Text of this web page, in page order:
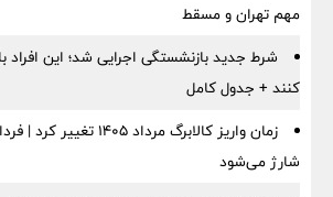
مهم تهران و مسقط
کنند + جدول کامل
زمان واریز کالابرگ مرداد
شارژ می‌شود